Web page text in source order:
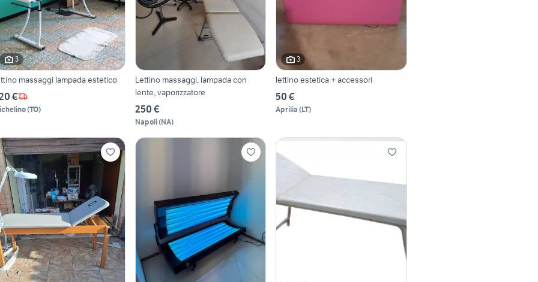
3
massaggi lampada estetico
€
(TO)
Lettino massaggi, lampada con
lente, vaporizzatore
250 €
Napoli(NA)
3
lettino estetica + accessori
50 €
Aprilia (LT)